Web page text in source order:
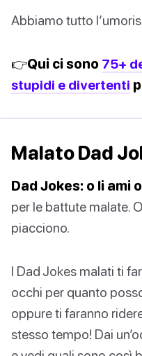
Abbiamo tutto
👉Qui ci sono 75+
stupidi e divertenti
Malato Dad
Dad Jokes: o li ami
per le battute malate.
piacciono.
I Dad Jokes malati ti
occhi per quanto
oppure ti faranno
stesso tempo! Dai